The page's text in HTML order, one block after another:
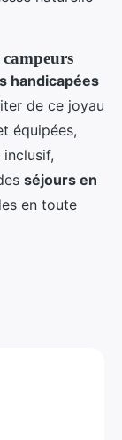
handicapées
de ce joyau
équipées,
séjours en
en toute